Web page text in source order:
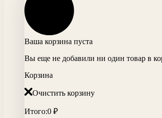
Ваша корзина пуста
Вы еще не добавили ни один товар в
Корзина
Очистить корзину
Итого:0 ₽